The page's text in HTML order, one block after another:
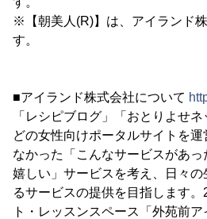
※【朝美人(R)】は、アイランド
す。
■アイランド株式会社について
「レシピブログ」「おとりよせ
どの女性向けポータルサイトを
なかった「こんなサービスがあ
嬉しい」サービスを考え、日々
るサービスの提供を目指します
ト・レッスンスペース「外苑前